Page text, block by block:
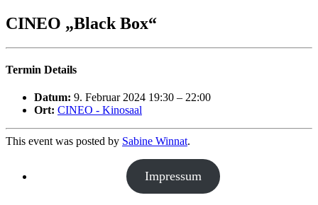
CINEO „Black Box“
Termin Details
Datum: 9. Februar 2024 19:30 – 22:00
Ort: CINEO - Kinosaal
This event was posted by Sabine Winnat.
Impressum